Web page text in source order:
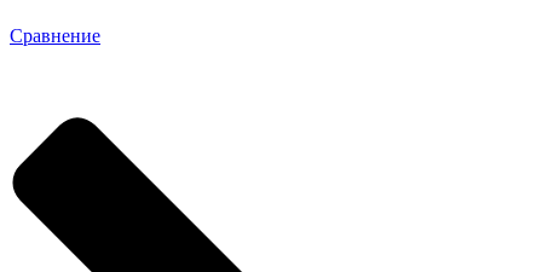
Сравнение